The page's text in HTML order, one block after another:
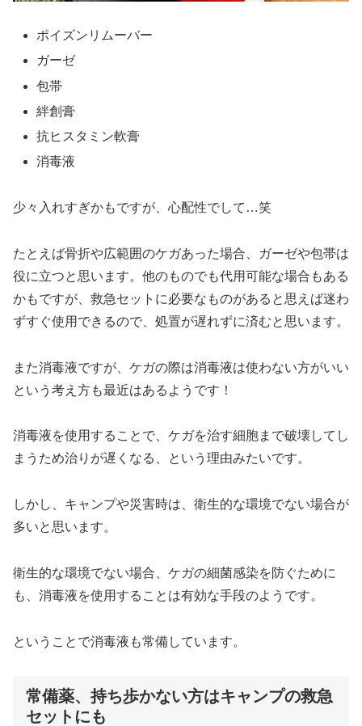
ポイズンリムーバー
ガーゼ
包帯
絆創膏
抗ヒスタミン軟膏
消毒液
少々入れすぎかもですが、心配性でして…笑
たとえば骨折や広範囲のケガあった場合、ガーゼや包帯は
役に立つと思います。他のものでも代用可能な場合もある
かもですが、救急セットに必要なものがあると思えば迷わ
ずすぐ使用できるので、処置が遅れずに済むと思います。
また消毒液ですが、ケガの際は消毒液は使わない方がいい
という考え方も最近はあるようです！
消毒液を使用することで、ケガを治す細胞まで破壊してし
まうため治りが遅くなる、という理由みたいです。
しかし、キャンプや災害時は、衛生的な環境でない場合が
多いと思います。
衛生的な環境でない場合、ケガの細菌感染を防ぐために
も、消毒液を使用することは有効な手段のようです。
ということで消毒液も常備しています。
常備薬、持ち歩かない方はキャンプの救急
セットにも